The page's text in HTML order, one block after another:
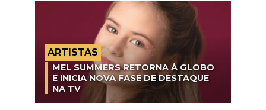
ARTISTAS
MEL SUMMERS RETORNA À GLOBO
E INICIA NOVA FASE DE DESTAQUE
NA TV